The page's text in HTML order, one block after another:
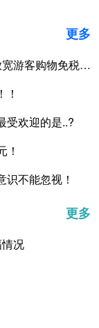
更多
购物免税政策！
受欢迎的是..?
！
不能忽视！
更多
况